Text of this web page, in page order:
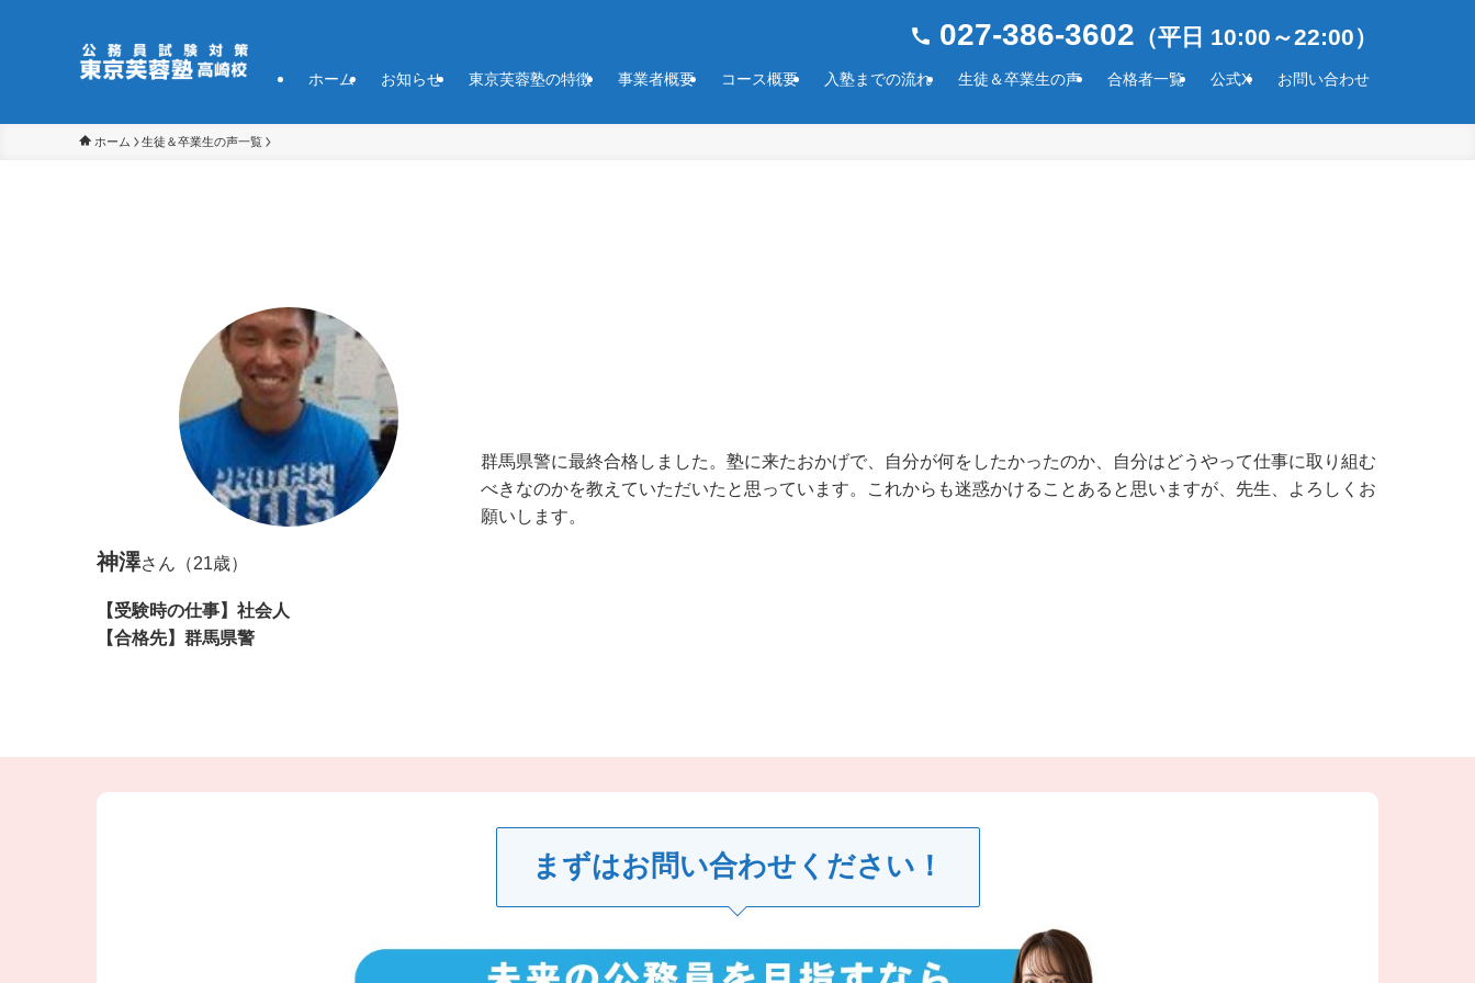
ホーム お知らせ 東京芙蓉塾の特徴 事業者概要 コース概要 入塾までの流れ 生徒＆卒業生の声 合格者一覧 公式X お問い合わせ
027-386-3602 （平日 10:00～22:00）
ホーム 生徒＆卒業生の声一覧
神澤さん（21歳）
【受験時の仕事】社会人
【合格先】群馬県警
群馬県警に最終合格しました。塾に来たおかげで、自分が何をしたかったのか、自分はどうやって仕事に取り組む
べきなのかを教えていただいたと思っています。これからも迷惑かけることあると思いますが、先生、よろしくお
願いします。
まずはお問い合わせください！